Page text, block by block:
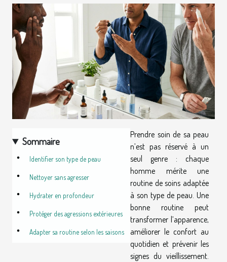
Sommaire
Identifier son type de peau
Nettoyer sans agresser
Hydrater en profondeur
Protéger des agressions extérieures
Adapter sa routine selon les saisons
Prendre soin de sa peau
n’est pas réservé à un
seul genre : chaque
homme mérite une
routine de soins adaptée
à son type de peau. Une
bonne routine peut
transformer l’apparence,
améliorer le confort au
quotidien et prévenir les
signes du vieillissement.